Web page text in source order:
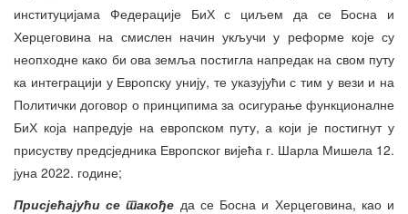
институцијама Федерације БиХ с циљем да се Босна и
Херцеговина на смислен начин укључи у реформе које су
неопходне како би ова земља постигла напредак на свом путу
ка интеграцији у Европску унију, те указујући с тим у вези и на
Политички договор о принципима за осигурање функционалне
БиХ која напредује на европском путу, а који је постигнут у
присуству предсједника Европског вијећа г. Шарла Мишела 12.
јуна 2022. године;
Присјећајући се такође да се Босна и Херцеговина, као и